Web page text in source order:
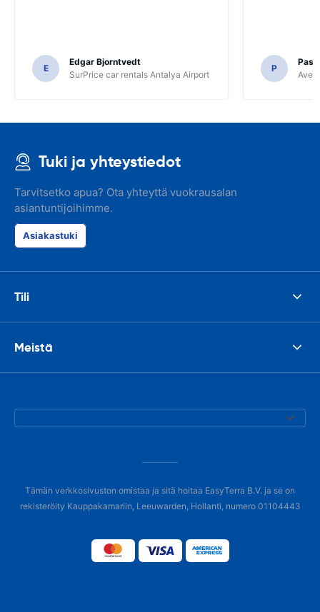
E
Edgar Bjorntvedt
SurPrice car rentals Antalya Airport
P
Avec
Tuki ja yhteystiedot
Tarvitsetko apua? Ota yhteyttä vuokrausalan
asiantuntijoihimme.
Asiakastuki
Tili
Meistä
Tämän verkkosivuston omistaa ja sitä hoitaa EasyTerra B.V. ja se on
rekisteröity Kauppakamariin, Leeuwarden, Hollanti, numero 01104443